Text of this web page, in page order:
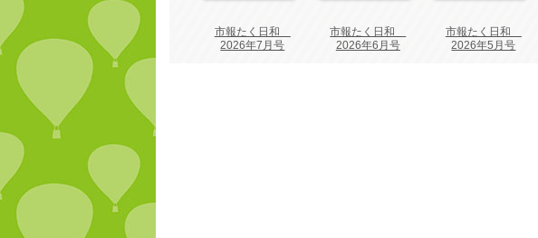
市報たく日和
2026年7月号
市報たく日和
2026年6月号
市報たく日和
2026年5月号